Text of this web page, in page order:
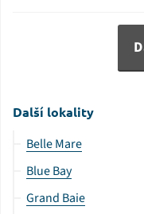
Další lokality
Belle Mare
Blue Bay
Grand Baie